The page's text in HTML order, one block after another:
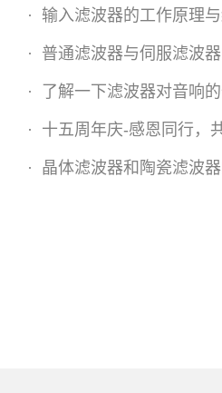
· 输入滤波器的工作原理
· 普通滤波器与伺服滤波
· 了解一下滤波器对音响
· 十五周年庆-感恩同行，
· 晶体滤波器和陶瓷滤波